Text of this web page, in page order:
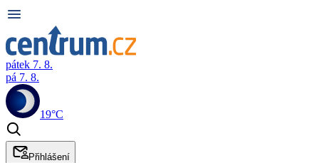
pátek 7. 8.
pá 7. 8.
19°C
Přihlášení